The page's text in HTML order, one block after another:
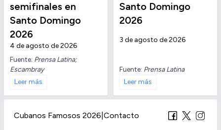
semifinales en
Santo Domingo
2026
4 de agosto de 2026
Fuente: Prensa Latina;
Escambray
Leer más
Santo Domingo
2026
3 de agosto de 2026
Fuente: Prensa Latina
Leer más
Cubanos Famosos 2026 Contacto